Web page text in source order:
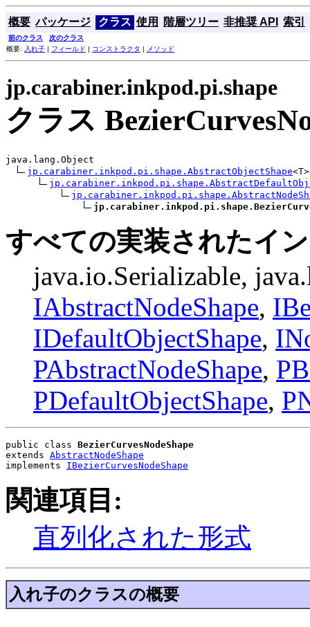
概要 パッケージ クラス 使用 階層ツリー 非推奨 API 索引
前のクラス
次のクラス
概要: 入れ子 | フィールド | コンストラクタ | メソッド
jp.carabiner.inkpod.pi.shape
クラス
java.lang.Object
jp.carabiner.inkpod.pi.shape.AbstractObjectShape<T>
すべての実装されたイ
java.io.Serializable,
IAbstractNodeShape,
IDefaultObjectShape,
PAbstractNodeShape,
PDefaultObjectShape,
public class BezierCurvesNodeShape
extends AbstractNodeShape
implements IBezierCurvesNodeShape
関連項目:
直列化された形式
入れ子のクラスの概要